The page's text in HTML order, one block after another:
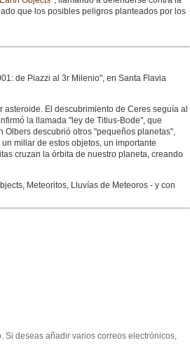
que los posibles peligros planteados por los
de Piazzi al 3r Milenio", en Santa Flavia
El descubrimiento de Ceres seguía al
la llamada "ley de Titius-Bode", que
Olbers descubrió otros "pequeños planetas",
millar de estos objetos, un importante
cruzan la órbita de nuestro planeta, creando
Meteoritos, Lluvías de Meteoros - y con
Si deseas añadir varios correos electrónicos,